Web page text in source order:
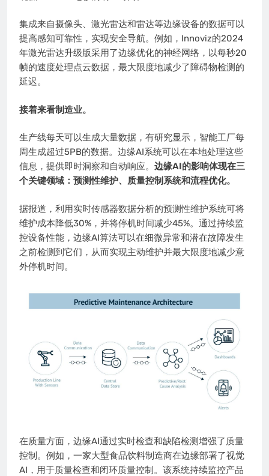
集成来自摄像头、激光雷达和雷达等边缘设备的数据可以
提高感知可靠性，实现安全导航。例如，Innoviz的2024
年激光雷达升级版采用了边缘优化的神经网络，以每秒20
帧的速度处理点云数据，最大限度地减少了障碍物检测的
延迟。
接着来看制造业。
生产线每天可以生成大量数据，有研究显示，智能工厂每
周生成超过5PB的数据。边缘AI系统可以在本地处理这些
信息，提供即时洞察和自动响应。 边缘AI的影响体现在三
个关键领域：预测性维护、质量控制系统和流程优化。
据报道，利用实时传感器数据分析的预测性维护系统可将
维护成本降低30%，并将停机时间减少45%。通过持续监
控设备性能，边缘AI算法可以在细微异常和潜在故障发生
之前检测到它们，从而实现主动维护并最大限度地减少意
外停机时间。
在质量方面，边缘AI通过实时检查和缺陷检测增强了质量
控制。例如，一家大型食品饮料制造商在边缘部署了视觉
AI，用于质量检查和闭环质量控制。该系统持续监控产品